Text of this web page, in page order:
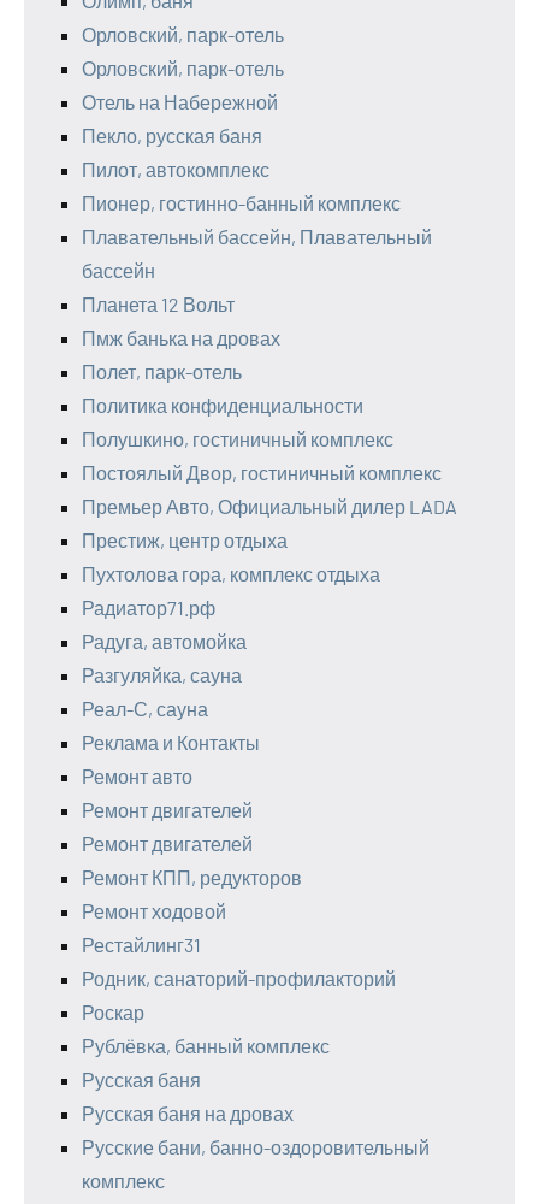
Орловский, парк-отель
Орловский, парк-отель
Отель на Набережной
Пекло, русская баня
Пилот, автокомплекс
Пионер, гостинно-банный комплекс
Плавательный бассейн, Плавательный
бассейн
Планета 12 Вольт
Пмж банька на дровах
Полет, парк-отель
Политика конфиденциальности
Полушкино, гостиничный комплекс
Постоялый Двор, гостиничный комплекс
Премьер Авто, Официальный дилер LADA
Престиж, центр отдыха
Пухтолова гора, комплекс отдыха
Радиатор71.рф
Радуга, автомойка
Разгуляйка, сауна
Реал-С, сауна
Реклама и Контакты
Ремонт авто
Ремонт двигателей
Ремонт двигателей
Ремонт КПП, редукторов
Ремонт ходовой
Рестайлинг31
Родник, санаторий-профилакторий
Роскар
Рублёвка, банный комплекс
Русская баня
Русская баня на дровах
Русские бани, банно-оздоровительный
комплекс